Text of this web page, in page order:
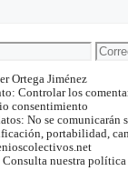
Ortega Jiménez
Controlar los
consentimiento
No se comunicarán
portabilidad,
nuestra